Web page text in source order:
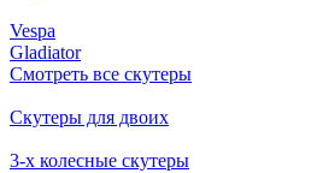
Vespa
Gladiator
Смотреть все скутеры
Скутеры для двоих
3-х колесные скутеры